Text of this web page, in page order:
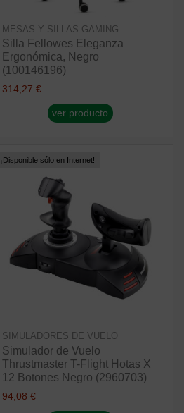
MESAS Y SILLAS GAMING
Silla Fellowes Eleganza
Ergonómica, Negro
(100146196)
314,27 €
ver producto
¡Disponible sólo en Internet!
SIMULADORES DE VUELO
Simulador de Vuelo
Thrustmaster T-Flight Hotas X
12 Botones Negro (2960703)
94,08 €